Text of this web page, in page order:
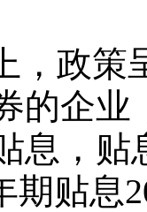
，政策
的企业
息，
贴息